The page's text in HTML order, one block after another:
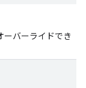
ーバーライドでき